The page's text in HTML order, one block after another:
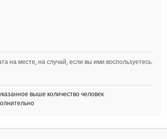
на месте, на случай, если вы ими воспользуетесь.
выше количество человек.